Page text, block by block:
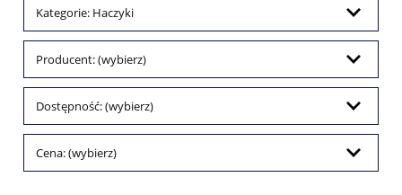
Kategorie: Haczyki
Producent: (wybierz)
Dostępność: (wybierz)
Cena: (wybierz)